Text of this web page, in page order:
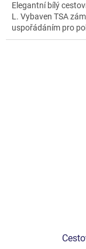
z
5
hvězdiček.
Elegantní bílý
L. Vybaven TSA
uspořádáním pro